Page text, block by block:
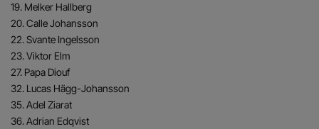
19. Melker Hallberg
20. Calle Johansson
22. Svante Ingelsson
23. Viktor Elm
27. Papa Diouf
32. Lucas Hägg-Johansson
35. Adel Ziarat
36. Adrian Edqvist